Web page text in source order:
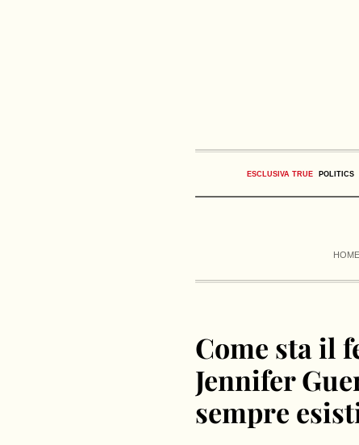
ESCLUSIVA TRUE POLITICS
HOME
Come sta il
Jennifer
sempre